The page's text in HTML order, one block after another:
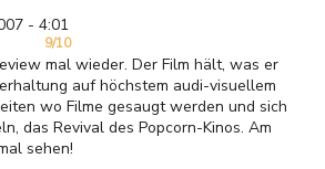
- 4:01
9/10
mal wieder. Der Film hält, was er
auf höchstem audi-visuellem
wo Filme gesaugt werden und sich
das Revival des Popcorn-Kinos. Am
sehen!